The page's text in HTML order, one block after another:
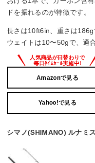
ドを振れるのが特徴です。
長さは10ft6in、重さは
ウェイトは10〜50gで、適
Amazonで見る
Yahoo!で見る
シマノ(SHIMANO) ルナミ